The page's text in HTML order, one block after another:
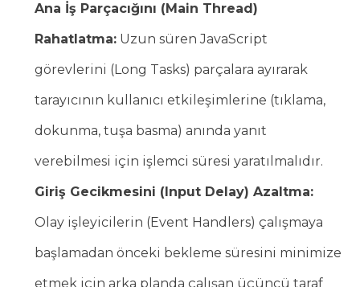
Ana İş Parçacığını (Main Thread)
Rahatlatma: Uzun süren JavaScript
görevlerini (Long Tasks) parçalara ayırarak
tarayıcının kullanıcı etkileşimlerine (tıklama,
dokunma, tuşa basma) anında yanıt
verebilmesi için işlemci süresi yaratılmalıdır.
Giriş Gecikmesini (Input Delay) Azaltma:
Olay işleyicilerin (Event Handlers) çalışmaya
başlamadan önceki bekleme süresini minimize
etmek için arka planda çalışan üçüncü taraf